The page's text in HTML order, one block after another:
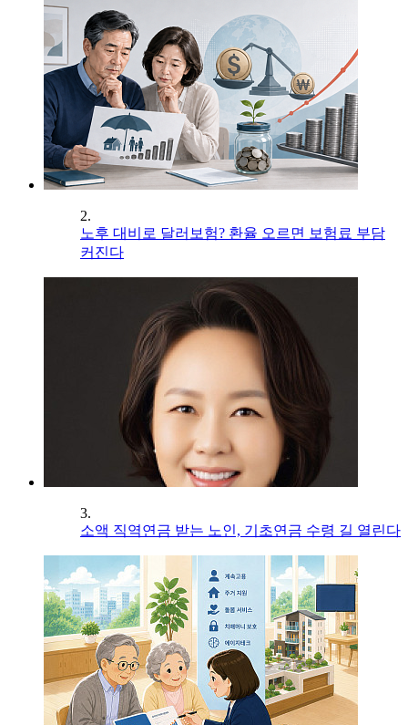
2.
노후 대비로 달러보험? 환율 오르면 보험료 부담
커진다
3.
소액 직역연금 받는 노인, 기초연금 수령 길 열린다